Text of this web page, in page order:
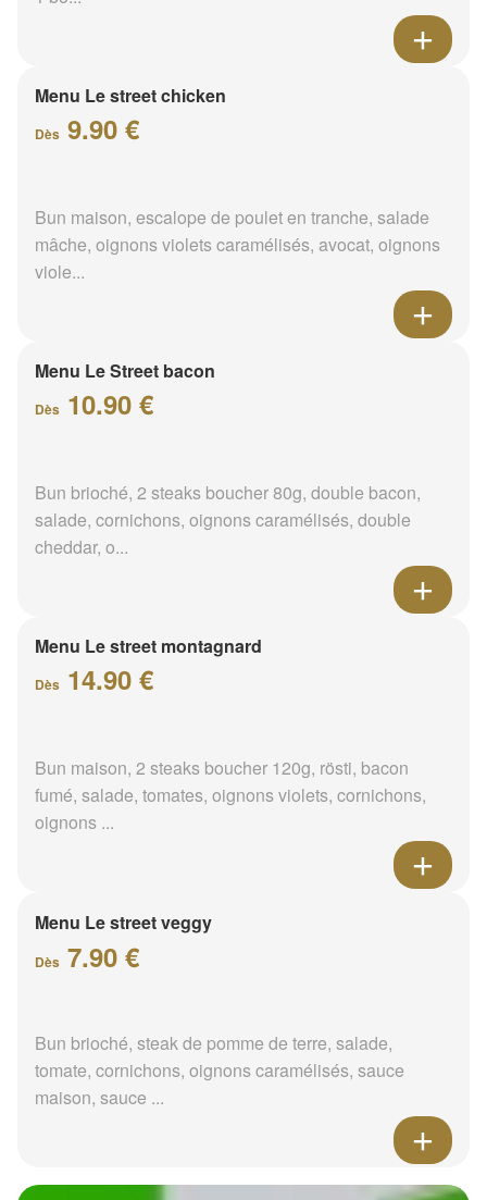
Menu Le street chicken
Dès 9.90 €
Bun maison, escalope de poulet en tranche, salade
mâche, oignons violets caramélisés, avocat, oignons
viole...
Menu Le Street bacon
Dès 10.90 €
Bun brioché, 2 steaks boucher 80g, double bacon,
salade, cornichons, oignons caramélisés, double
cheddar, o...
Menu Le street montagnard
Dès 14.90 €
Bun maison, 2 steaks boucher 120g, rösti, bacon
fumé, salade, tomates, oignons violets, cornichons,
oignons ...
Menu Le street veggy
Dès 7.90 €
Bun brioché, steak de pomme de terre, salade,
tomate, cornichons, oignons caramélisés, sauce
maison, sauce ...